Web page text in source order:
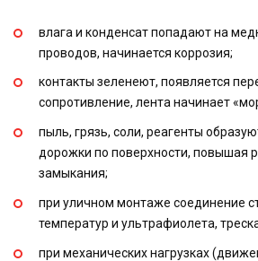
влага и конденсат попадают на
проводов, начинается коррозия;
контакты зеленеют, появляется
сопротивление, лента начинает
пыль, грязь, соли, реагенты
дорожки по поверхности, повышая
замыкания;
при уличном монтаже соединение
температур и ультрафиолета,
при механических нагрузках